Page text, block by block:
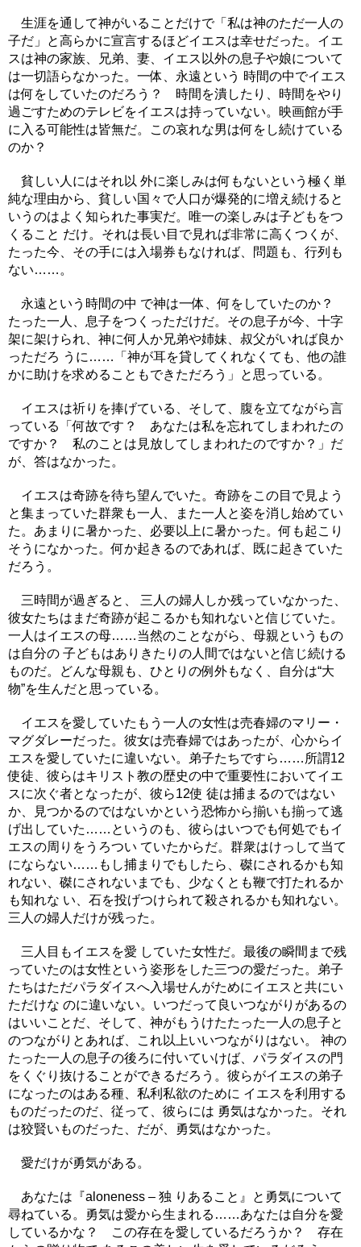
生涯を通して神がいることだけで「私は神のただ一人の
子だ」と高らかに宣言するほどイエスは幸せだった。イエ
スは神の家族、兄弟、妻、イエス以外の息子や娘について
は一切語らなかった。一体、永遠という 時間の中でイエス
は何をしていたのだろう？ 時間を潰したり、時間をやり
過ごすためのテレビをイエスは持っていない。映画館が手
に入る可能性は皆無だ。この哀れな男は何をし続けている
のか？
貧しい人にはそれ以 外に楽しみは何もないという極く単
純な理由から、貧しい国々で人口が爆発的に増え続けると
いうのはよく知られた事実だ。唯一の楽しみは子どもをつ
くること だけ。それは長い目で見れば非常に高くつくが、
たった今、その手には入場券もなければ、問題も、行列も
ない……。
永遠という時間の中 で神は一体、何をしていたのか？
たった一人、息子をつくっただけだ。その息子が今、十字
架に架けられ、神に何人か兄弟や姉妹、叔父がいれば良か
っただろ うに……「神が耳を貸してくれなくても、他の誰
かに助けを求めることもできただろう」と思っている。
イエスは祈りを捧げている、そして、腹を立てながら言
っている「何故です？ あなたは私を忘れてしまわれたの
ですか？ 私のことは見放してしまわれたのですか？」だ
が、答はなかった。
イエスは奇跡を待ち望んでいた。奇跡をこの目で見よう
と集まっていた群衆も一人、また一人と姿を消し始めてい
た。あまりに暑かった、必要以上に暑かった。何も起こり
そうになかった。何か起きるのであれば、既に起きていた
だろう。
三時間が過ぎると、 三人の婦人しか残っていなかった、
彼女たちはまだ奇跡が起こるかも知れないと信じていた。
一人はイエスの母……当然のことながら、母親というもの
は自分の 子どもはありきたりの人間ではないと信じ続ける
ものだ。どんな母親も、ひとりの例外もなく、自分は“大
物”を生んだと思っている。
イエスを愛していたもう一人の女性は売春婦のマリー・
マグダレーだった。彼女は売春婦ではあったが、心からイ
エスを愛していたに違いない。弟子たちですら……所謂12
使徒、彼らはキリスト教の歴史の中で重要性においてイエ
スに次ぐ者となったが、彼ら12使 徒は捕まるのではない
か、見つかるのではないかという恐怖から揃いも揃って逃
げ出していた……というのも、彼らはいつでも何処でもイ
エスの周りをうろつい ていたからだ。群衆はけっして当て
にならない……もし捕まりでもしたら、磔にされるかも知
れない、磔にされないまでも、少なくとも鞭で打たれるか
も知れな い、石を投げつけられて殺されるかも知れない。
三人の婦人だけが残った。
三人目もイエスを愛 していた女性だ。最後の瞬間まで残
っていたのは女性という姿形をした三つの愛だった。弟子
たちはただパラダイスへ入場せんがためにイエスと共にい
ただけな のに違いない。いつだって良いつながりがあるの
はいいことだ、そして、神がもうけたたった一人の息子と
のつながりとあれば、これ以上いいつながりはない。 神の
たった一人の息子の後ろに付いていけば、パラダイスの門
をくぐり抜けることができるだろう。彼らがイエスの弟子
になったのはある種、私利私欲のために イエスを利用する
ものだったのだ、従って、彼らには 勇気はなかった。それ
は狡賢いものだった、だが、勇気はなかった。
愛だけが勇気がある。
あなたは『aloneness – 独 りあること』と勇気について
尋ねている。勇気は愛から生まれる……あなたは自分を愛
しているかな？ この存在を愛しているだろうか？ 存在